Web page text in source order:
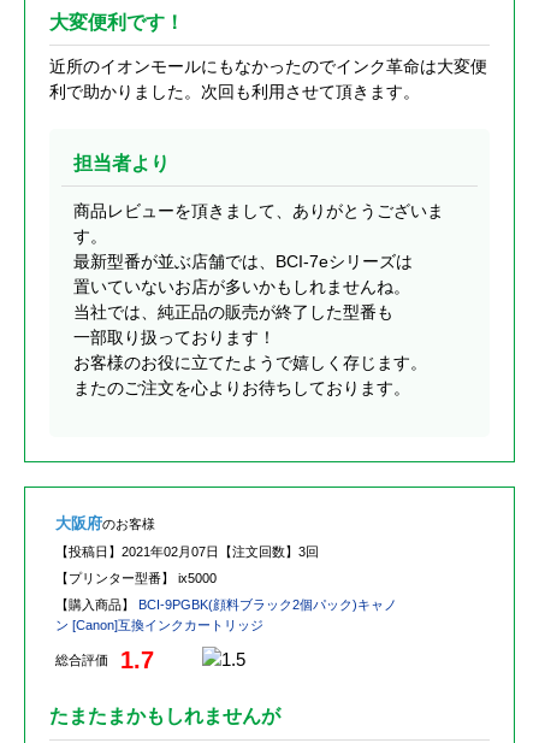
大変便利です！
近所のイオンモールにもなかったのでインク革命は大変便
利で助かりました。次回も利用させて頂きます。
担当者より
商品レビューを頂きまして、ありがとうございま
す。
最新型番が並ぶ店舗では、BCI-7eシリーズは
置いていないお店が多いかもしれませんね。
当社では、純正品の販売が終了した型番も
一部取り扱っております！
お客様のお役に立てたようで嬉しく存じます。
またのご注文を心よりお待ちしております。
大阪府のお客様
【投稿日】 2021年02月07日 【注文回数】 3回
【プリンター型番】 ix5000
【購入商品】 BCI-9PGBK(顔料ブラック2個パック)キャノ
ン [Canon]互換インクカートリッジ
総合評価 1.7
たまたまかもしれませんが